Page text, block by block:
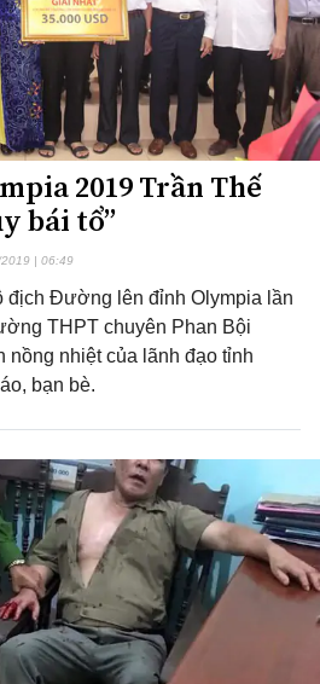
2019 Trần Thế
bái tổ”
| 06:49
địch Đường lên đỉnh Olympia lần
THPT chuyên Phan Bội
nồng nhiệt của lãnh đạo tỉnh
bạn bè.